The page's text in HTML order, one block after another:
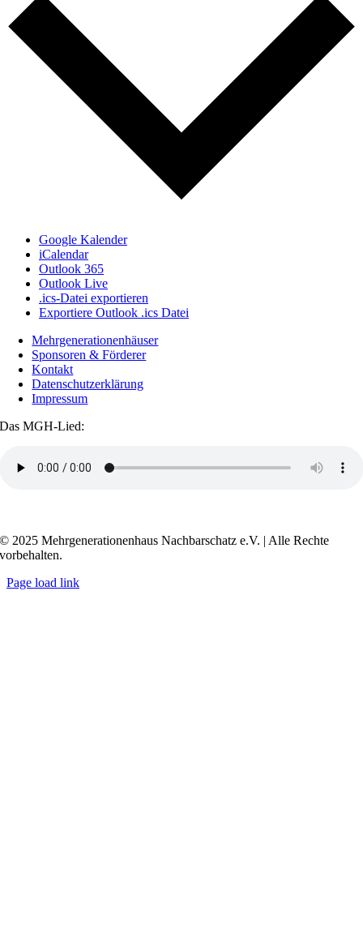
Google Kalender
iCalendar
Outlook 365
Outlook Live
.ics-Datei exportieren
Exportiere Outlook .ics Datei
Mehrgenerationenhäuser
Sponsoren & Förderer
Kontakt
Datenschutzerklärung
Impressum
Das MGH-Lied:
© 2025 Mehrgenerationenhaus Nachbarschatz e.V. | Alle Rechte
vorbehalten.
Page load link